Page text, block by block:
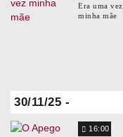
Era uma vez
minha mãe
30/11/25 -
16:00